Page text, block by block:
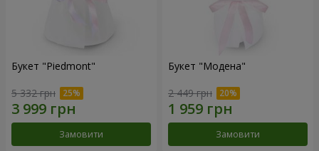
Букет "Piedmont"
5 332 грн
Замовити
Букет "Модена"
2 449 грн
Замовити